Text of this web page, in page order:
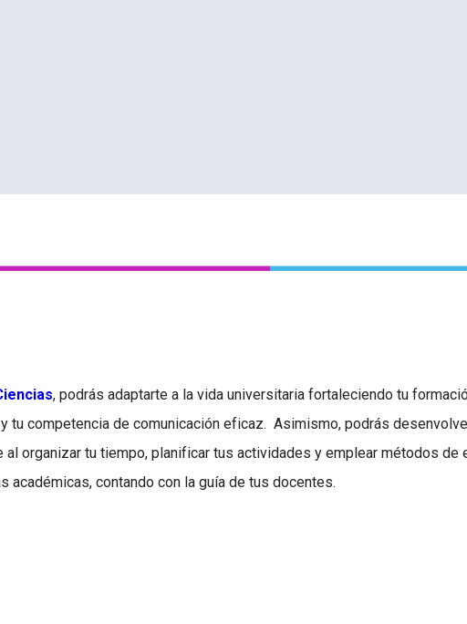
, podrás adaptarte a la vida universitaria fortaleciendo tu
tu competencia de comunicación eficaz. Asimismo, podrás
organizar tu tiempo, planificar tus actividades y emplear métodos de
contando con la guía de tus docentes.